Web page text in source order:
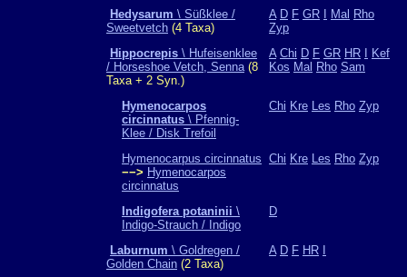
Hedysarum \ Süßklee /
Sweetvetch (4 Taxa)
A D F GR Mal Rho
Zyp
Hippocrepis \ Hufeisenklee
/ Horseshoe Vetch, Senna(8
Taxa + 2 Syn.)
A Chi D F GR HR
Kef
Kos Mal Rho Sam
Hymenocarpos
circinnatus \ Pfennig-
Klee / Disk Trefoil
Chi Kre Les Rho Zyp
Hymenocarpus circinnatus
−−> Hymenocarpos
circinnatus
Chi Kre Les Rho Zyp
Indigofera potaninii \
Indigo-Strauch / Indigo
D
Laburnum \ Goldregen /
Golden Chain (2 Taxa)
A D F HR